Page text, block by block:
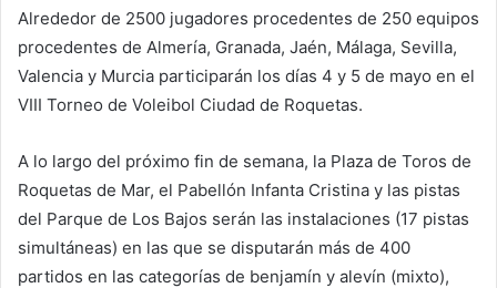
Alrededor de 2500 jugadores procedentes de 250 equipos
procedentes de Almería, Granada, Jaén, Málaga, Sevilla,
Valencia y Murcia participarán los días 4 y 5 de mayo en el
VIII Torneo de Voleibol Ciudad de Roquetas.
A lo largo del próximo fin de semana, la Plaza de Toros de
Roquetas de Mar, el Pabellón Infanta Cristina y las pistas
del Parque de Los Bajos serán las instalaciones (17 pistas
simultáneas) en las que se disputarán más de 400
partidos en las categorías de benjamín y alevín (mixto),